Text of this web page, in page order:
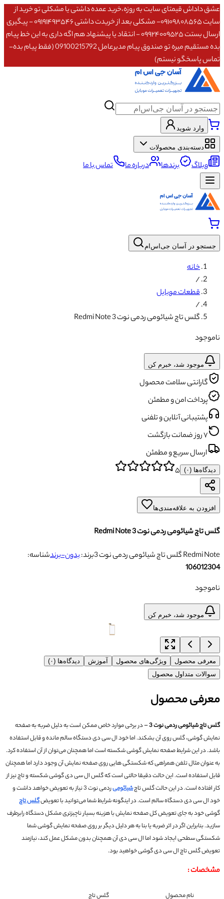
عشق داداش قیمتای سایت به روزه،خرید عمده داشتی یا مشکلی تو خرید از
سایت ۰۹۱۰۹۸۰۸۵۶۵- مشکلی بعد از خریدت داشتی ۰۹۱۹۱۴۹۳۵۴۶ - پیگیری
ارسال بستت ۰۹۹۲۴۰۰۹۵۲۵ - انتقاد یا پیشنهاد هم اگه داری به این خط پیام
بده مستقیم میره تو صندوق پیام مدیرعامل 09100215792 (فقط پیام بده-
تماس پاسخگو نیستم)
وارد شوید
دسته‌بندی محصولات
وبلاگ برندها درباره ما تماس با ما
جستجو در آسان جی‌اس‌ام
خانه
/
قطعات موبایل
/
گلس تاچ شیائومی ردمی نوت 3 Redmi Note
ناموجود
موجود شد، خبرم کن
گارانتی سلامت محصول
پرداخت امن و مطمئن
پشتیبانی آنلاین و تلفنی
۷ روز ضمانت بازگشت
ارسال سریع و مطمئن
دیدگاه‌ها (۰) ۵
افزودن به علاقه‌مندی‌ها
گلس تاچ شیائومی ردمی نوت 3 Redmi Note
گلس تاچ شیائومی ردمی نوت 3 Redmi Note
برند:بدون-برندشناسه:
106012304
ناموجود
موجود شد، خبرم کن
معرفی محصول ویژگی‌های محصول آموزش
دیدگاه‌ها (۰)
سوالات متداول محصول
معرفی محصول
گلس تاچ شیائومی ردمی نوت 3 -در برخی موارد خاص ممکن است به دلیل ضربه به صفحه
نمایش گوشی، گلس روی آن بشکند.اما خود ال سی دی دستگاه سالم مانده و قابل استفاده
باشد.در این شرایط صفحه نمایش گوشی شکسته است اما همچنان می‌توان از آن استفاده کرد.
به عنوان مثال تلفن همراهی که شکستگی هایی روی صفحه نمایش آن وجود دارد اما همچنان
قابل استفاده است.این حالت دقیقا حالتی است که گلس ال سی دی گوشی شکسته و تاچ نیز از
کار افتاده است.در این حالت گلس تاچشیائومی
ردمی نوت 3 نیاز به تعویض خواهد داشت و
خود ال سی دی دستگاه سالم است.در اینگونه شرایط شما می‌توانید با تعویضگلس تاچ
گوشی خود به جای تعویض کل صفحه نمایش با هزینه بسیار ناچیزتری مشکل دستگاه رابرطرف
سازید.بنابراین اگر در اثر ضربه یا بنا به هر دلیل دیگر بر روی صفحه نمایش گوشی شما
شکستگی سطحی ایجاد شود اما ال سی دی آن همچنان بدون مشکل عمل کند، نیازمند
تعویض گلس تاچ ال سی دی گوشی خواهید بود.
مشخصات :
نام محصول گلس تاچ